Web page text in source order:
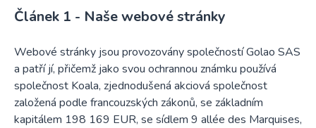
Naše webové stránky
Webové stránky jsou provozovány společností Golao SAS
a patří jí, přičemž jako svou ochrannou známku používá
společnost Koala, zjednodušená akciová společnost
založená podle francouzských zákonů, se základním
kapitálem 198 169 EUR, se sídlem 9 allée des Marquises,